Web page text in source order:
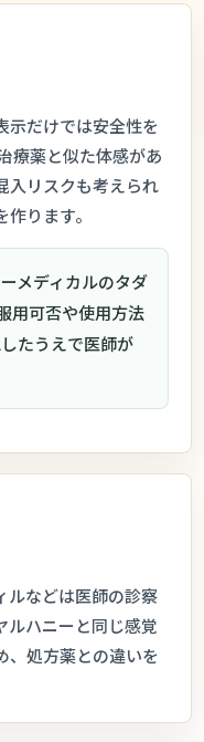
示だけでは安全性を
療薬と似た体感があ
入リスクも考えられ
ります。
メディカルのタダ
用可否や使用方法
たうえで医師が
ルなどは医師の診察
ルハニーと同じ感覚
、処方薬との違いを